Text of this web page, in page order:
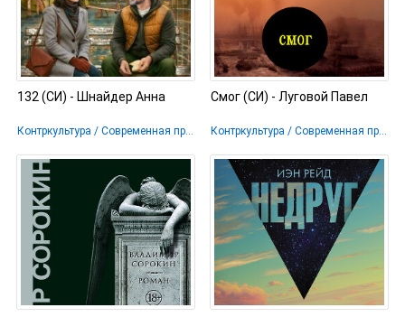
132 (СИ) - Шнайдер Анна
Контркультура / Современная проза
Смог (СИ) - Луговой Павел
Контркультура / Современная проза